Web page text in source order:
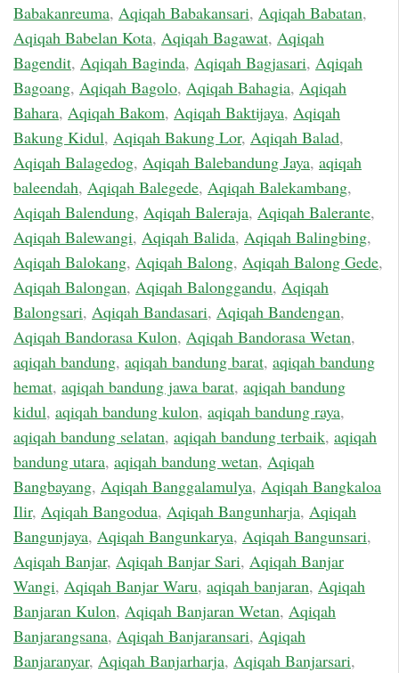
Babakanreuma, Aqiqah Babakansari, Aqiqah Babatan,
Aqiqah Babelan Kota, Aqiqah Bagawat, Aqiqah
Bagendit, Aqiqah Baginda, Aqiqah Bagjasari, Aqiqah
Bagoang, Aqiqah Bagolo, Aqiqah Bahagia, Aqiqah
Bahara, Aqiqah Bakom, Aqiqah Baktijaya, Aqiqah
Bakung Kidul, Aqiqah Bakung Lor, Aqiqah Balad,
Aqiqah Balagedog, Aqiqah Balebandung Jaya, aqiqah
baleendah, Aqiqah Balegede, Aqiqah Balekambang,
Aqiqah Balendung, Aqiqah Baleraja, Aqiqah Balerante,
Aqiqah Balewangi, Aqiqah Balida, Aqiqah Balingbing,
Aqiqah Balokang, Aqiqah Balong, Aqiqah Balong Gede,
Aqiqah Balongan, Aqiqah Balonggandu, Aqiqah
Balongsari, Aqiqah Bandasari, Aqiqah Bandengan,
Aqiqah Bandorasa Kulon, Aqiqah Bandorasa Wetan,
aqiqah bandung, aqiqah bandung barat, aqiqah bandung
hemat, aqiqah bandung jawa barat, aqiqah bandung
kidul, aqiqah bandung kulon, aqiqah bandung raya,
aqiqah bandung selatan, aqiqah bandung terbaik, aqiqah
bandung utara, aqiqah bandung wetan, Aqiqah
Bangbayang, Aqiqah Banggalamulya, Aqiqah Bangkaloa
Ilir, Aqiqah Bangodua, Aqiqah Bangunharja, Aqiqah
Bangunjaya, Aqiqah Bangunkarya, Aqiqah Bangunsari,
Aqiqah Banjar, Aqiqah Banjar Sari, Aqiqah Banjar
Wangi, Aqiqah Banjar Waru, aqiqah banjaran, Aqiqah
Banjaran Kulon, Aqiqah Banjaran Wetan, Aqiqah
Banjarangsana, Aqiqah Banjaransari, Aqiqah
Banjaranyar, Aqiqah Banjarharja, Aqiqah Banjarsari,